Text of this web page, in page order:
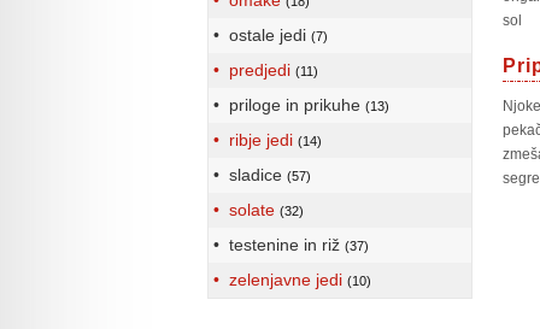
• ostale jedi (7)
• predjedi (11)
• priloge in prikuhe (13)
• ribje jedi (14)
• sladice (57)
• solate (32)
• testenine in riž (37)
• zelenjavne jedi (10)
sol